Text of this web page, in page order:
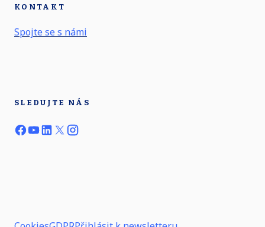
KONTAKT
Spojte se s námi
SLEDUJTE NÁS